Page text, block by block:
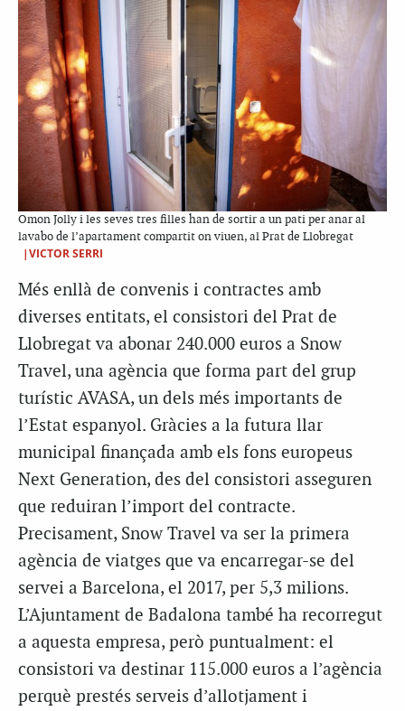
Omon Jolly i les seves tres filles han de sortir a un pati per anar al
lavabo de l’apartament compartit on viuen, al Prat de Llobregat
|VICTOR SERRI
Més enllà de convenis i contractes amb
diverses entitats, el consistori del Prat de
Llobregat va abonar 240.000 euros a Snow
Travel, una agència que forma part del grup
turístic AVASA, un dels més importants de
l’Estat espanyol. Gràcies a la futura llar
municipal finançada amb els fons europeus
Next Generation, des del consistori asseguren
que reduiran l’import del contracte.
Precisament, Snow Travel va ser la primera
agència de viatges que va encarregar-se del
servei a Barcelona, el 2017, per 5,3 milions.
L’Ajuntament de Badalona també ha recorregut
a aquesta empresa, però puntualment: el
consistori va destinar 115.000 euros a l’agència
perquè prestés serveis d’allotjament i